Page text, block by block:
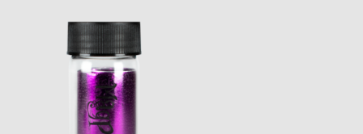
50.00kr..20.00kr..